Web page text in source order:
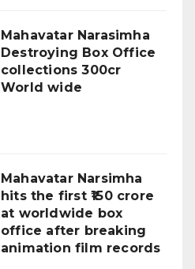
Mahavatar Narasimha
Destroying Box Office
collections 300cr
World wide
Mahavatar Narsimha
hits the first ₹150 crore
at worldwide box
office after breaking
animation film records